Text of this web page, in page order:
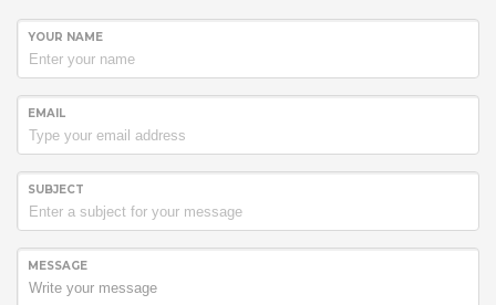
YOUR NAME
EMAIL
SUBJECT
MESSAGE